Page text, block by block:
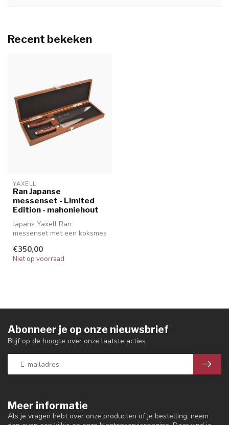
Recent bekeken
YAXELL
Ran Japanse
messenset - Limited
Edition - mahoniehout
Japans Yaxell Ran
messenset met een koksmes
universeelmes van 12...
€350,00
Niet op voorraad
Meer informatie
Als je vragen hebt over onze producten of je bestelling, neem
Abonneer je op onze nieuwsbrief
Blijf op de hoogte over onze laatste acties